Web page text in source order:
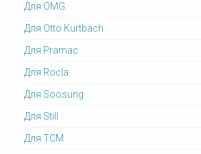
Для OMG
Для Otto Kurtbach
Для Pramac
Для Rocla
Для Soosung
Для Still
Для TCM